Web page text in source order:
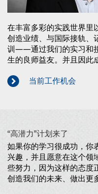
在丰富多彩的实践世界里
创造业绩、与国际接轨、
训——通过我们的实习和
生的良师益友。并且因此
当前工作机会
“高潜力”计划来了
如果你的学习很成功，你
兴趣，并且愿意在这个领
些努力，因为这样的态度
创造我们的未来、做出更